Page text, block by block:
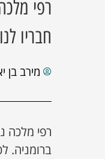
רפי
חבריו
מירב בן
רפי מלכה
ברומניה.